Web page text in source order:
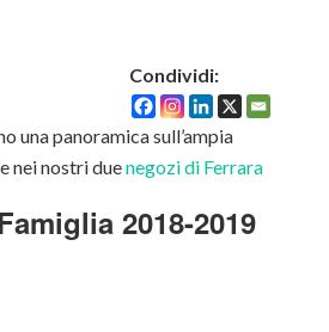
Condividi:
una panoramica sull’ampia
nei nostri duenegozi di Ferrara
2018-2019